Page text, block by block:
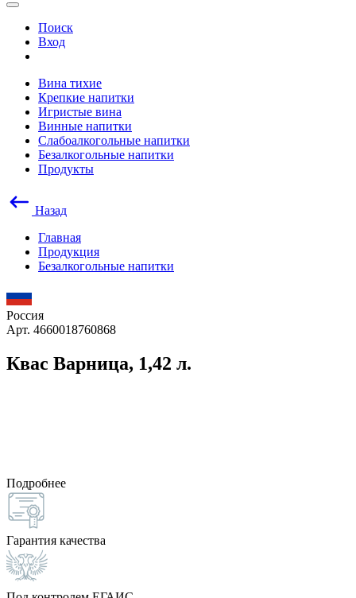
Поиск
Вход
Вина тихие
Крепкие напитки
Игристые вина
Винные напитки
Слабоалкогольные напитки
Безалкогольные напитки
Продукты
Назад
Главная
Продукция
Безалкогольные напитки
Россия
Арт. 4660018760868
Квас Варница, 1,42 л.
Подробнее
Гарантия качества